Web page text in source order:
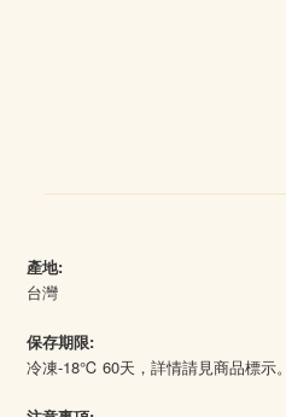
產地:
台灣
保存期限:
冷凍-18℃ 60天，詳情請見商品標示。